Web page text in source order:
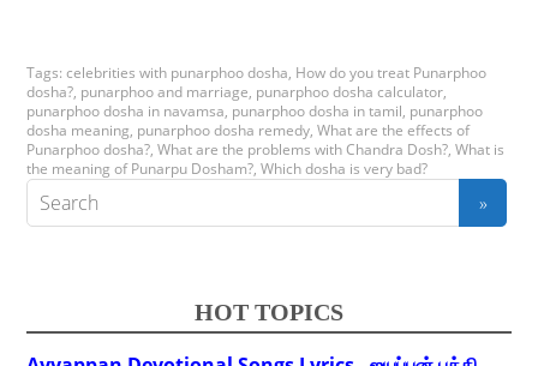
Tags:celebrities with punarphoo dosha, How do you treat Punarphoo
dosha?, punarphoo and marriage, punarphoo dosha calculator,
punarphoo dosha in navamsa, punarphoo dosha in tamil, punarphoo
dosha meaning, punarphoo dosha remedy,What are the effects of
Punarphoo dosha?,What are the problems with Chandra Dosh?,What is
the meaning of Punarpu Dosham?,Which dosha is very bad?
HOT TOPICS